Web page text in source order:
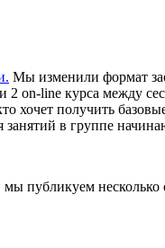
Мы изменили формат
line курса между
хочет получить
занятий в группе
публикуем